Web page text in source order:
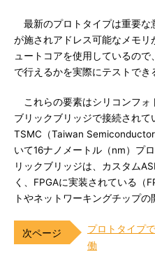
最新のプロトタイプは重要な
が施されアドレス可能なメモリ
ュートコアを使用しているの
で行えるかを実際にテストでき
これらの要素はシリコンフォ
ブリックブリッジで接続されて
TSMC（Taiwan
いて16ナノメートル（nm）プ
リックブリッジは、カスタム
く、FPGAに実装されている（
トやネットワーキングチップの
プロトタイプ
働